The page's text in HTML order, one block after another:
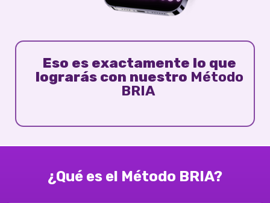
Eso es exactamente lo que
lograrás con nuestro Método
BRIA
¿Qué es el Método BRIA?